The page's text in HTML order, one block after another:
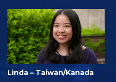
Linda – Taiwan/Kanada